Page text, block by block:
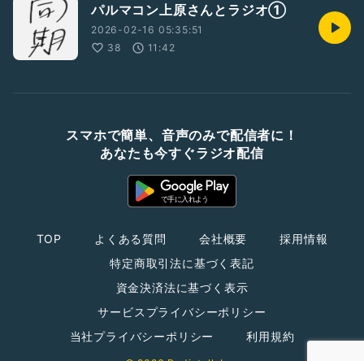
パルマコン上原さんとラジオ①
2026-02-16 05:35:51
38
11:42
スマホで簡単、音声のみで配信者に！
あなたも今すぐラジオ配信
TOP よくある質問 会社概要
採用情報
特定商取引法に基づく表記
資金決済法に基づく表示
サービスプライバシーポリシー
当社プライバシーポリシー
利用規約